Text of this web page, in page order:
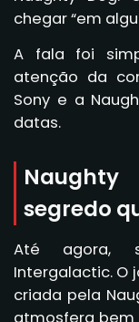
chegar “em
A fala foi
atenção da
Sony e a
datas.
segredo
Até agora,
Intergalactic. O
criada pela